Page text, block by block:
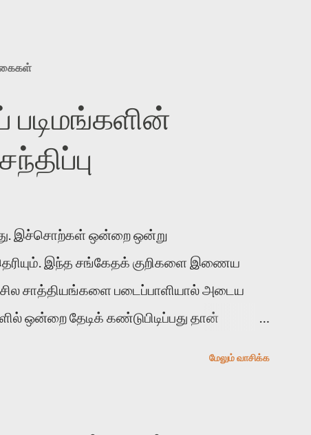
இச்சொற்கள் ஒன்றை ஒன்று
இந்த சங்கேதக் குறிகளை இணைய
சாத்தியங்களை படைப்பாளியால் அடைய
ஒன்றை தேடிக் கண்டுபிடிப்பது தான்
மேலும் வாசிக்க